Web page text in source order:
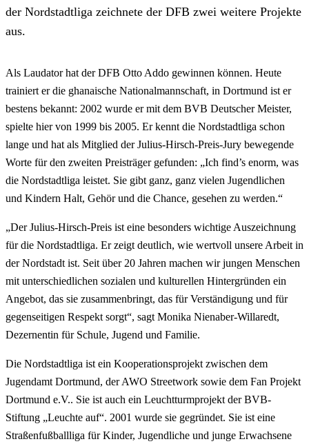
der Nordstadtliga zeichnete der DFB zwei weitere Projekte
aus.
Als Laudator hat der DFB Otto Addo gewinnen können. Heute
trainiert er die ghanaische Nationalmannschaft, in Dortmund ist er
bestens bekannt: 2002 wurde er mit dem BVB Deutscher Meister,
spielte hier von 1999 bis 2005. Er kennt die Nordstadtliga schon
lange und hat als Mitglied der Julius-Hirsch-Preis-Jury bewegende
Worte für den zweiten Preisträger gefunden: „Ich find’s enorm, was
die Nordstadtliga leistet. Sie gibt ganz, ganz vielen Jugendlichen
und Kindern Halt, Gehör und die Chance, gesehen zu werden.“
„Der Julius-Hirsch-Preis ist eine besonders wichtige Auszeichnung
für die Nordstadtliga. Er zeigt deutlich, wie wertvoll unsere Arbeit in
der Nordstadt ist. Seit über 20 Jahren machen wir jungen Menschen
mit unterschiedlichen sozialen und kulturellen Hintergründen ein
Angebot, das sie zusammenbringt, das für Verständigung und für
gegenseitigen Respekt sorgt“, sagt Monika Nienaber-Willaredt,
Dezernentin für Schule, Jugend und Familie.
Die Nordstadtliga ist ein Kooperationsprojekt zwischen dem
Jugendamt Dortmund, der AWO Streetwork sowie dem Fan Projekt
Dortmund e.V.. Sie ist auch ein Leuchtturmprojekt der BVB-
Stiftung „Leuchte auf“. 2001 wurde sie gegründet. Sie ist eine
Straßenfußballliga für Kinder, Jugendliche und junge Erwachsene